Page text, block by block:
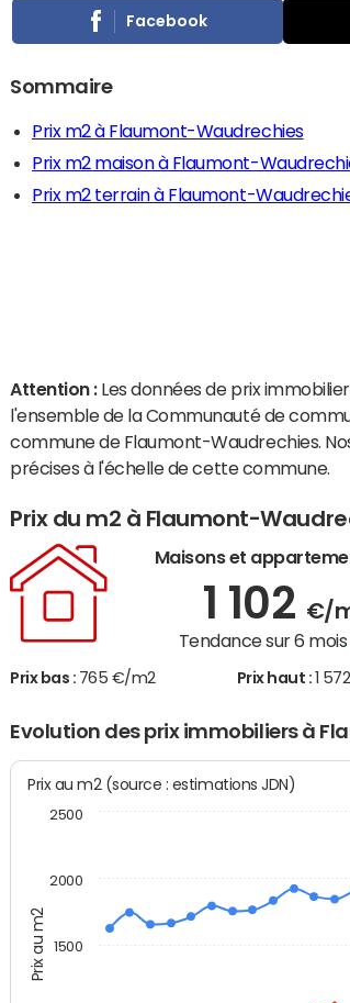
Facebook
Sommaire
Prix m2 à Flaumont-Waudrechies
Prix m2 maison à Flaumont-
Prix m2 terrain à Flaumont-
Attention : Les données de prix
l'ensemble de la Communauté de
commune de Flaumont-Waudrechies.
précises à l'échelle de cette commune.
Prix du m2 à Flaumont-
Maisons et
1 102 €/
Tendance sur 6 mois
Prix bas : 765 €/m2 Prix haut : 1
Evolution des prix immobiliers à
Prix au m2
Prix au m2 (source : estimations JDN)
1500
2000
2500